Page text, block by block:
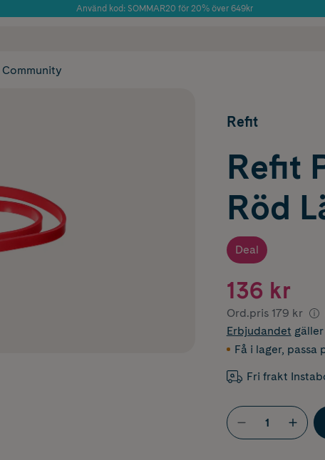
Använd kod: SOMMAR20 för 20% över 649kr
frakt
Refit
Refit
Röd
Deal
136 kr
Ord.pris 179 kr
Erbjudandet
Få i lager, passa
Fri frakt